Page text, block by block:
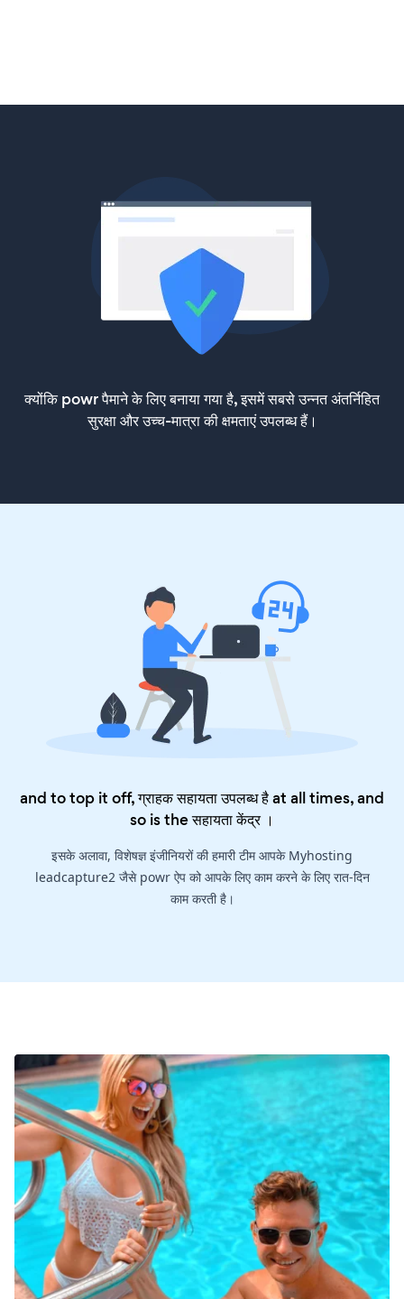
क्योंकि powr पैमाने के लिए बनाया गया है, इसमें सबसे उन्नत अंतर्निहित
सुरक्षा और उच्च-मात्रा की क्षमताएं उपलब्ध हैं।
and to top it off, ग्राहक सहायता उपलब्ध है at all times, and
so is theसहायता केंद्र।
इसके अलावा, विशेषज्ञ इंजीनियरों की हमारी टीम आपके Myhosting
leadcapture2 जैसे powr ऐप को आपके लिए काम करने के लिए रात-दिन
काम करती है।